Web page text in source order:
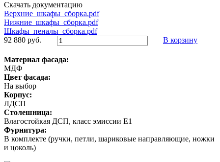
Скачать документацию
Верхние_шкафы_сборка.pdf
Нижние_шкафы_сборка.pdf
Шкафы_пеналы_сборка.pdf
92 880 руб.
В корзину
Материал фасада:
МДФ
Цвет фасада:
На выбор
Корпус:
ЛДСП
Столешница:
Влагостойкая ДСП, класс эмиссии Е1
Фурнитура:
В комплекте (ручки, петли, шариковые направляющие, ножки
и цоколь)